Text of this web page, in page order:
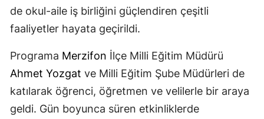
de okul-aile iş birliğini güçlendiren çeşitli
faaliyetler hayata geçirildi.
Programa Merzifon İlçe Milli Eğitim Müdürü
Ahmet Yozgat ve Milli Eğitim Şube Müdürleri de
katılarak öğrenci, öğretmen ve velilerle bir araya
geldi. Gün boyunca süren etkinliklerde